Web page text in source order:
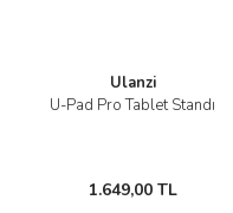
Ulanzi
U-Pad Pro Tablet Standı
1.649,00 TL